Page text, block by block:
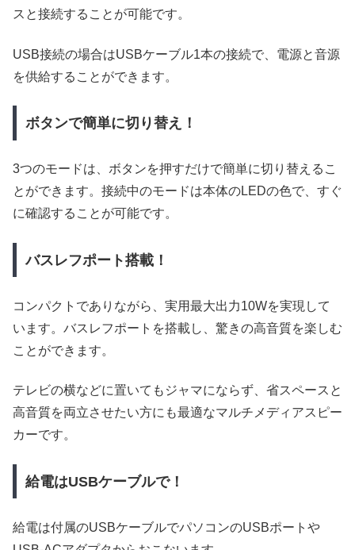
スと接続することが可能です。
USB接続の場合はUSBケーブル1本の接続で、電源と音源
を供給することができます。
ボタンで簡単に切り替え！
3つのモードは、ボタンを押すだけで簡単に切り替えるこ
とができます。接続中のモードは本体のLEDの色で、すぐ
に確認することが可能です。
バスレフポート搭載！
コンパクトでありながら、実用最大出力10Wを実現して
います。バスレフポートを搭載し、驚きの高音質を楽しむ
ことができます。
テレビの横などに置いてもジャマにならず、省スペースと
高音質を両立させたい方にも最適なマルチメディアスピー
カーです。
給電はUSBケーブルで！
給電は付属のUSBケーブルでパソコンのUSBポートや